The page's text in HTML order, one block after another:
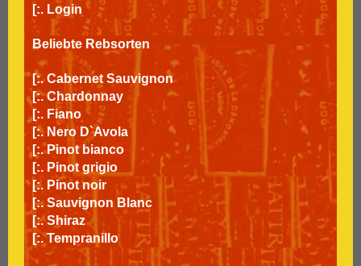
[:. Login
Beliebte Rebsorten
[:. Cabernet Sauvignon
[:. Chardonnay
[:. Fiano
[:. Nero D`Avola
[:. Pinot bianco
[:. Pinot grigio
[:. Pinot noir
[:. Sauvignon Blanc
[:. Shiraz
[:. Tempranillo